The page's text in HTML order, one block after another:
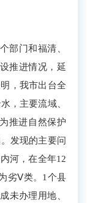
部门和福清、
推进情况， 延
，我市出台全
，主要流域、
为推进自然保护
发现的主要问
内河 ，在全年12
劣Ⅴ类。 1个县
未办理用地、